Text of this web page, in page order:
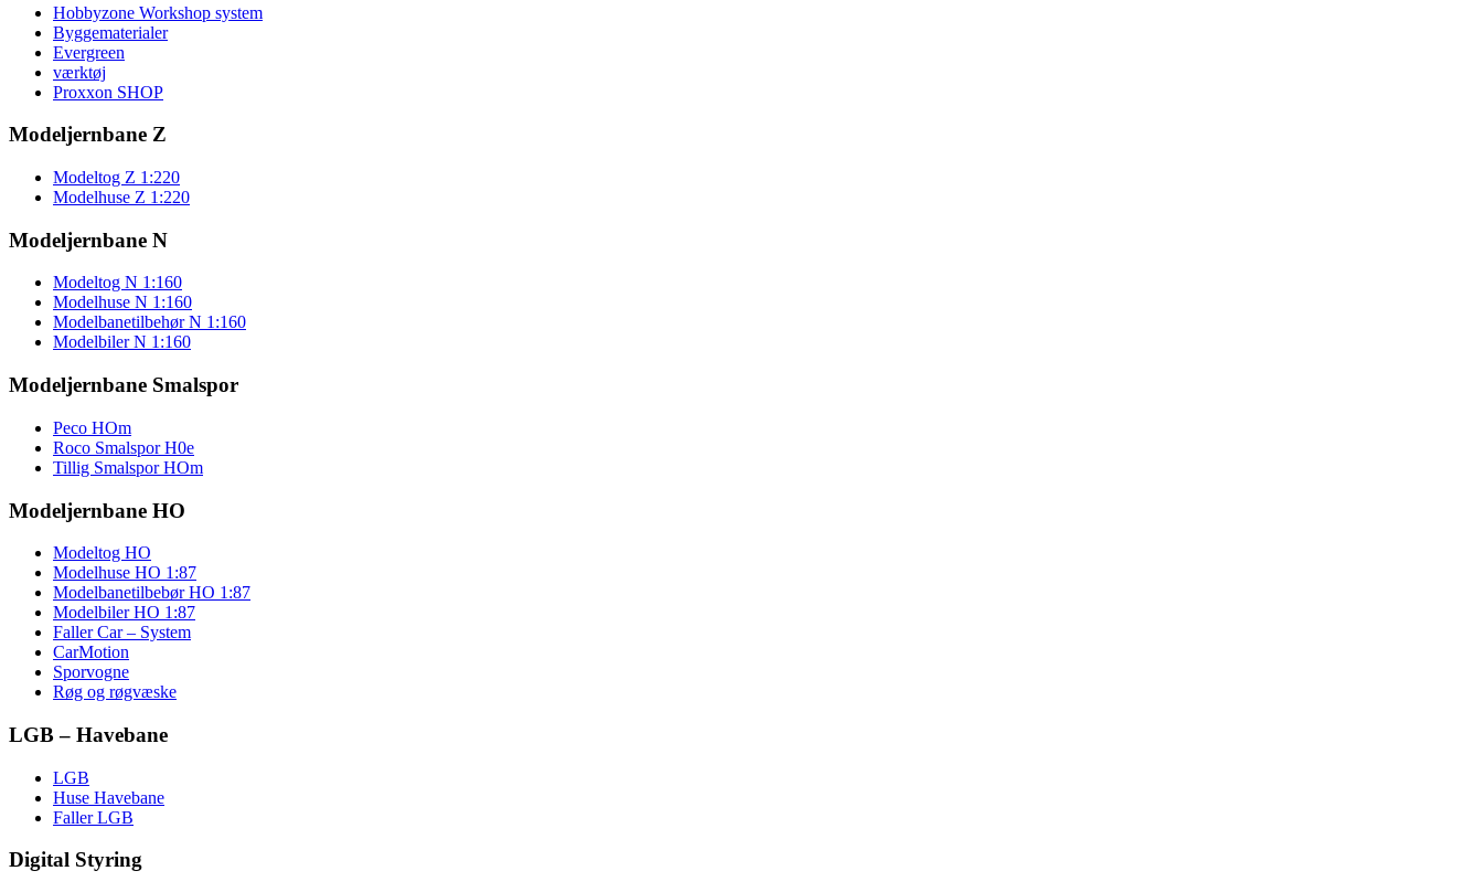
Hobbyzone Workshop system
Byggematerialer
Evergreen
værktøj
Proxxon SHOP
Modeljernbane Z
Modeltog Z 1:220
Modelhuse Z 1:220
Modeljernbane N
Modeltog N 1:160
Modelhuse N 1:160
Modelbanetilbehør N 1:160
Modelbiler N 1:160
Modeljernbane Smalspor
Peco HOm
Roco Smalspor H0e
Tillig Smalspor HOm
Modeljernbane HO
Modeltog HO
Modelhuse HO 1:87
Modelbanetilbebør HO 1:87
Modelbiler HO 1:87
Faller Car – System
CarMotion
Sporvogne
Røg og røgvæske
LGB – Havebane
LGB
Huse Havebane
Faller LGB
Digital Styring